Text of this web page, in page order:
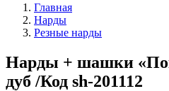
Главная
Нарды
Резные нарды
Нарды + шашки
дуб /Код sh-201112